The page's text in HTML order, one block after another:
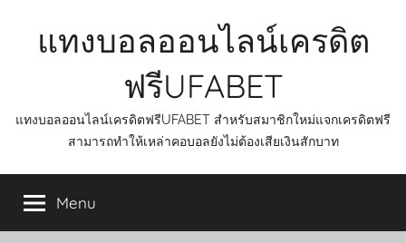
แทงบอลออนไลน์เครดิต
ฟรีUFABET
แทงบอลออนไลน์เครดิตฟรีUFABET สำหรับสมาชิกใหม่แจกเครดิตฟรี
สามารถทำให้เหล่าคอบอลยังไม่ต้องเสียเงินสักบาท
Menu